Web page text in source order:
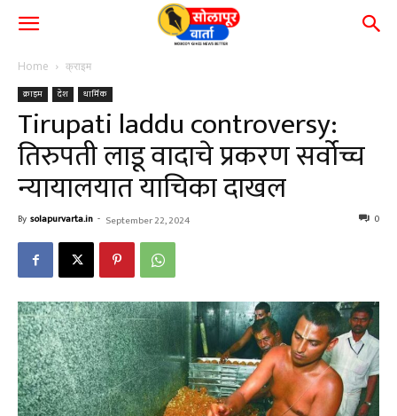
Home क्राइम
क्राइम देश धार्मिक
Tirupati laddu controversy:
तिरुपती लाडू वादाचे प्रकरण सर्वोच्च
न्यायालयात याचिका दाखल
By solapurvarta.in - September 22, 2024 0